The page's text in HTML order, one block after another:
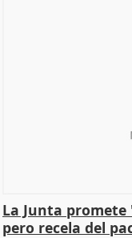
La Junta
pero recela del